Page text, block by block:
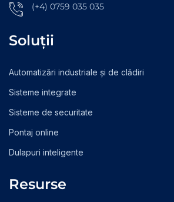
(+4) 0759 035 035
Soluții
Automatizări industriale și de clădiri
Sisteme integrate
Sisteme de securitate
Pontaj online
Dulapuri inteligente
Resurse